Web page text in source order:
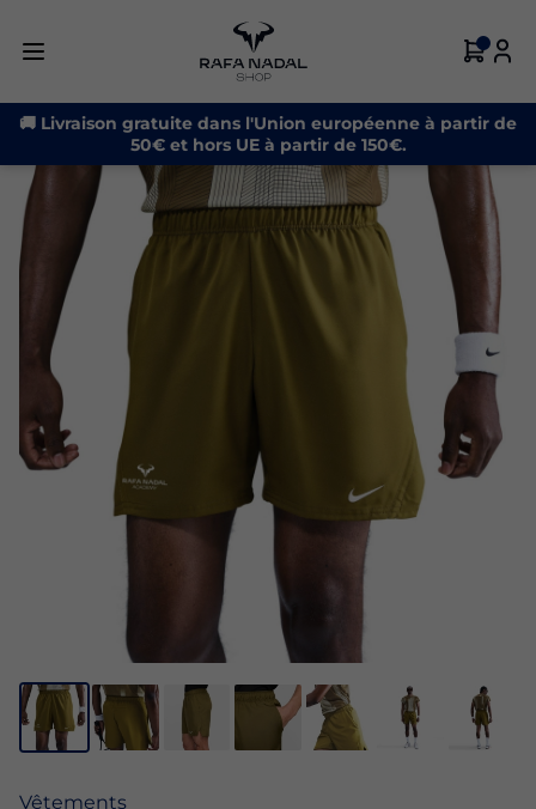
🚚 Livraison gratuite dans l'Union européenne à partir de
50€ et hors UE à partir de 150€.
Vêtements